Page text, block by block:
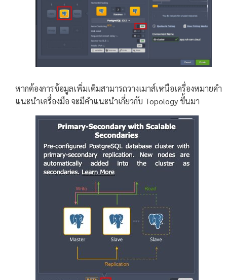
หากต้องการข้อมูลเพิ่มเติมสามารถวางเมาส์เหนือเครื่องหมายคำ
แนะนำเครื่องมือ จะมีคำแนะนำเกี่ยวกับ Topology ขึ้นมา